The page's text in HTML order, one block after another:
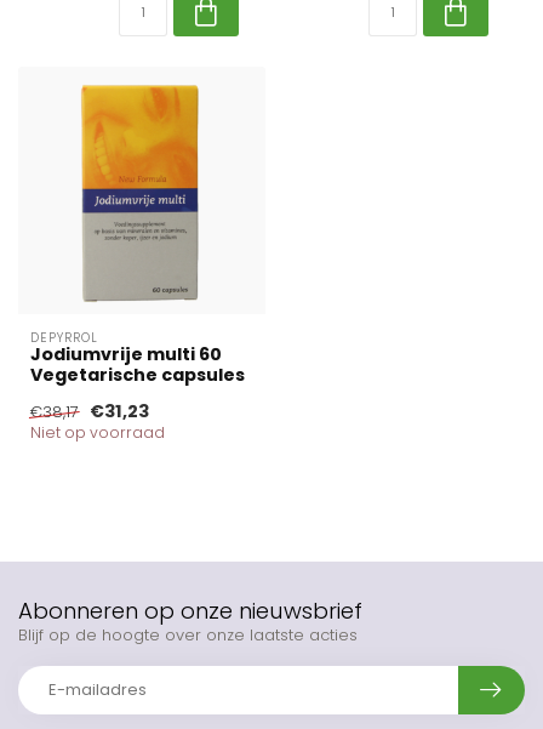
DEPYRROL
Jodiumvrije multi 60
Vegetarische capsules
€38,17 €31,23
Niet op voorraad
Abonneren op onze nieuwsbrief
Blijf op de hoogte over onze laatste acties